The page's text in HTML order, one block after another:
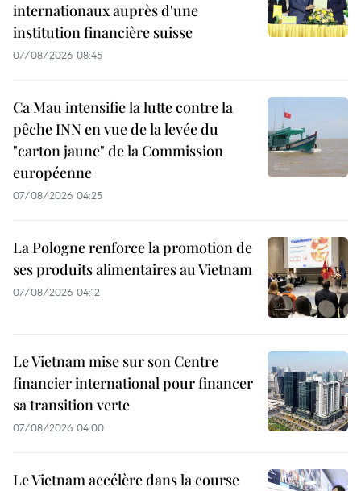
internationaux auprès d'une
institution financière suisse
07/08/2026 08:45
Ca Mau intensifie la lutte contre la
pêche INN en vue de la levée du
"carton jaune" de la Commission
européenne
07/08/2026 04:25
La Pologne renforce la promotion de
ses produits alimentaires au Vietnam
07/08/2026 04:12
Le Vietnam mise sur son Centre
financier international pour financer
sa transition verte
07/08/2026 04:00
Le Vietnam accélère dans la course